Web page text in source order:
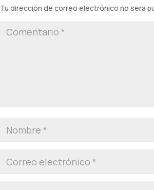
Tu dirección de correo electrónico no será